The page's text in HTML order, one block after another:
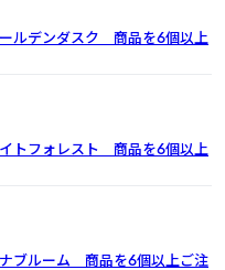
ルデンダスク 商品を6個以上
トフォレスト 商品を6個以上
ブルーム 商品を6個以上ご注